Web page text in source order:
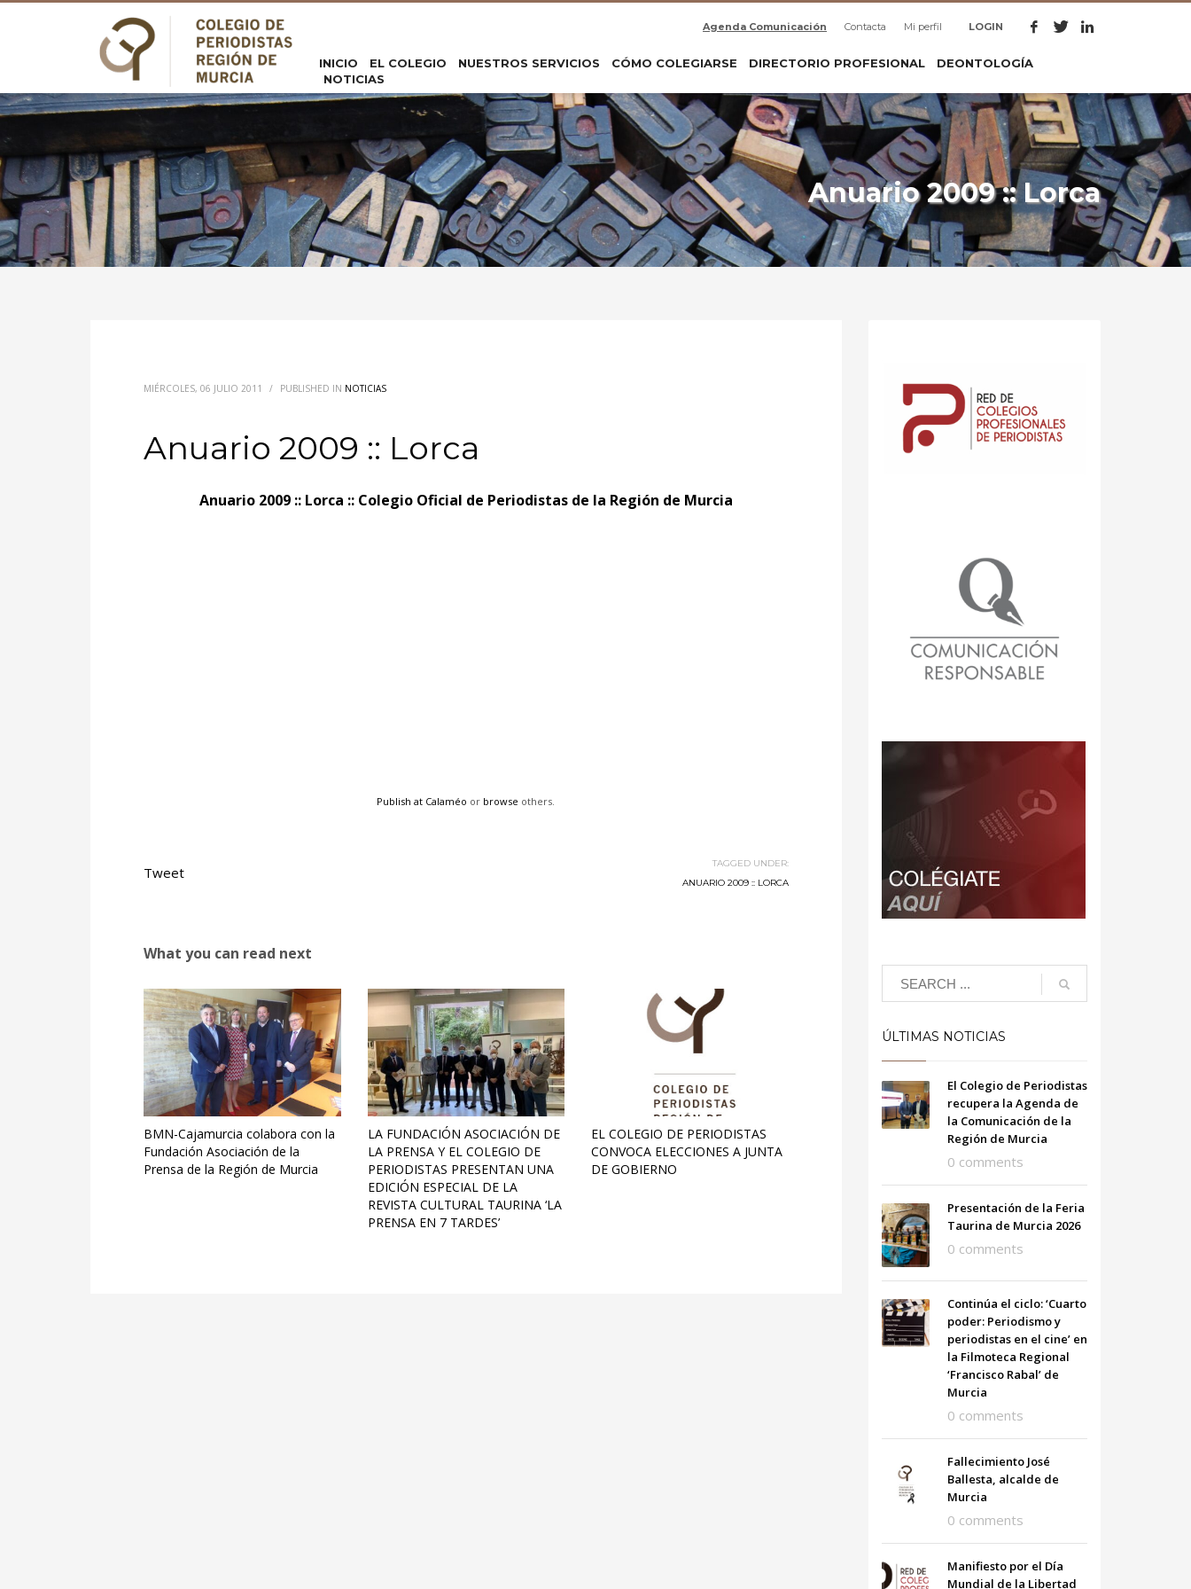
Agenda Comunicación Contacta Mi perfil LOGIN
INICIO EL COLEGIO NUESTROS SERVICIOS CÓMO COLEGIARSE DIRECTORIO PROFESIONAL
DEONTOLOGÍA
NOTICIAS
Anuario 2009 :: Lorca
MIÉRCOLES, 06 JULIO 2011 / PUBLISHED IN NOTICIAS
Anuario 2009 :: Lorca
Anuario 2009 :: Lorca :: Colegio Oficial de Periodistas de la Región de Murcia
Publish at Calaméo or browse others.
Tweet
TAGGED UNDER:
ANUARIO 2009 :: LORCA
What you can read next
BMN-Cajamurcia colabora con la
Fundación Asociación de la
Prensa de la Región de Murcia
LA FUNDACIÓN ASOCIACIÓN DE
LA PRENSA Y EL COLEGIO DE
PERIODISTAS PRESENTAN UNA
EDICIÓN ESPECIAL DE LA
REVISTA CULTURAL TAURINA ‘LA
PRENSA EN 7 TARDES’
EL COLEGIO DE PERIODISTAS
CONVOCA ELECCIONES A JUNTA
DE GOBIERNO
ÚLTIMAS NOTICIAS
El Colegio de Periodistas
recupera la Agenda de
la Comunicación de la
Región de Murcia
0 comments
Presentación de la Feria
Taurina de Murcia 2026
0 comments
Continúa el ciclo: ‘Cuarto
poder: Periodismo y
periodistas en el cine’ en
la Filmoteca Regional
‘Francisco Rabal’ de
Murcia
0 comments
Fallecimiento José
Ballesta, alcalde de
Murcia
0 comments
Manifiesto por el Día
Mundial de la Libertad